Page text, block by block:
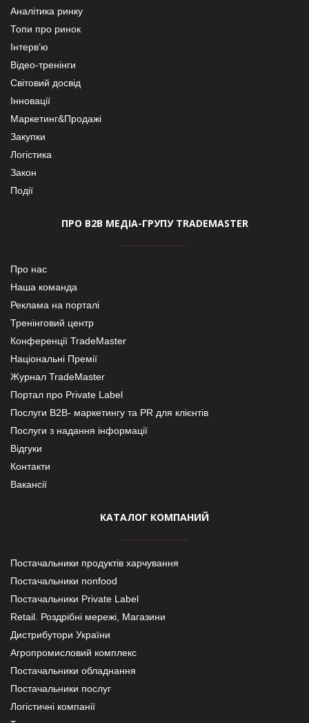
Аналітика ринку
Топи про ринок
Інтерв’ю
Відео-тренінги
Світовий досвід
Інновації
Маркетинг&Продажі
Закупки
Логістика
Закон
Події
ПРО В2В МЕДІА-ГРУПУ TRADEMASTER
Про нас
Наша команда
Реклама на порталі
Тренінговий центр
Конференції TradeMaster
Національні Премії
Журнал TradeMaster
Портал про Private Label
Послуги В2В- маркетингу та PR для клієнтів
Послуги з надання інформації
Відгуки
Контакти
Вакансії
КАТАЛОГ КОМПАНИЙ
Постачальники продуктів харчування
Постачальники nonfood
Постачальники Private Label
Retail. Роздрібні мережі, Магазини
Дистрибутори України
Агропромисловий комплекс
Постачальники обладнання
Постачальники послуг
Логістичні компанії